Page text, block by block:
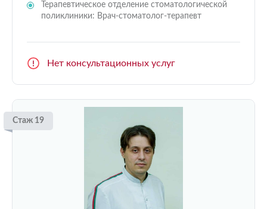
Терапевтическое отделение стоматологической
поликлиники: Врач-стоматолог-терапевт
Нет консультационных услуг
Стаж 19